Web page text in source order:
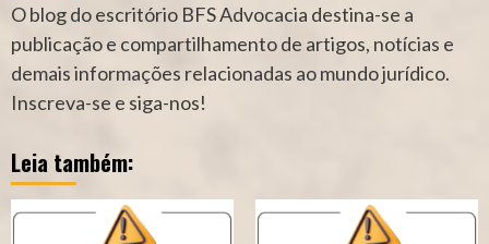
O blog do escritório BFS Advocacia destina-se a
publicação e compartilhamento de artigos, notícias e
demais informações relacionadas ao mundo jurídico.
Inscreva-se e siga-nos!
Leia também: